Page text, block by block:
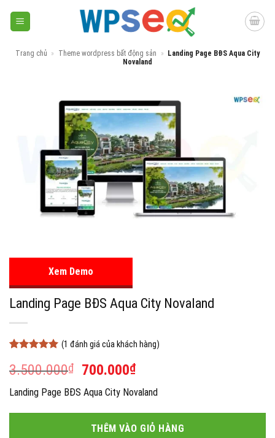
Trang chủ » Theme wordpress bất động sản »
Landing Page BĐS Aqua City
Novaland
Xem Demo
Landing Page BĐS Aqua City Novaland
dựa trên
đánh giá
(1 đánh giá của khách hàng)
3.500.000₫
Giá
gốc
là:
3.500.000₫.
700.000₫Giá
hiện
tại
là:
700.000₫.
Landing Page BĐS Aqua City Novaland
THÊM VÀO GIỎ HÀNG